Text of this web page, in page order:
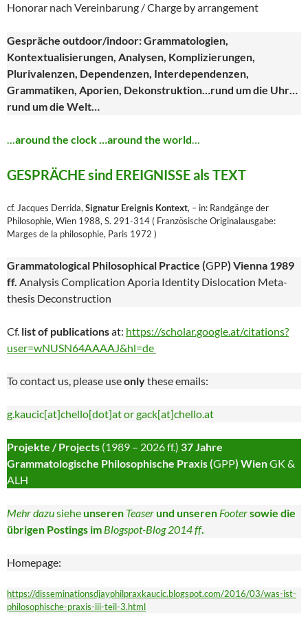
Honorar nach Vereinbarung / Charge by arrangement
Gespräche outdoor/indoor: Grammatologien,
Kontextualisierungen, Analysen, Komplizierungen,
Plurivalenzen, Dependenzen, Interdependenzen,
Grammatiken, Aporien, Dekonstruktion…rund um die Uhr…
rund um die Welt…
…around the clock …around the world…
GESPRÄCHE sind EREIGNISSE als TEXT
cf. Jacques Derrida, Signatur Ereignis Kontext, – in: Randgänge der
Philosophie, Wien 1988, S. 291-314 ( Französische Originalausgabe:
Marges de la philosophie, Paris 1972 )
Grammatological Philosophical Practice (GPP) Vienna 1989
ff. Analysis Complication Aporia Identity Dislocation Meta-
thesis Deconstruction
Cf. list of publicationsat: https://scholar.google.at/citations?
user=wNUSN64AAAAJ&hl=de
To contact us, please useonlythese emails:
g.kaucic[at]chello[dot]at or gack[at]chello.at
Projekte / Projects (1989 – 2026 ff.) 37 Jahre
Grammatologische Philosophische Praxis (GPP) WienGK &
ALH
Mehr dazusieheunseren Teaserund unseren Footersowie die
übrigen Postings im Blogspot-Blog 2014 ff.
Homepage:
https://disseminationsdjayphilpraxkaucic.blogspot.com/2016/03/was-ist-
philosophische-praxis-iii-teil-3.html